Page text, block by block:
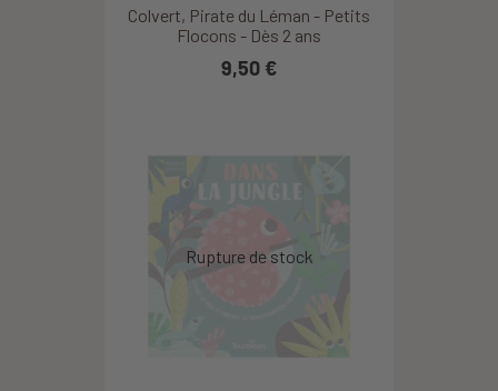
Colvert, Pirate du Léman - Petits
Flocons - Dès 2 ans
9,50 €